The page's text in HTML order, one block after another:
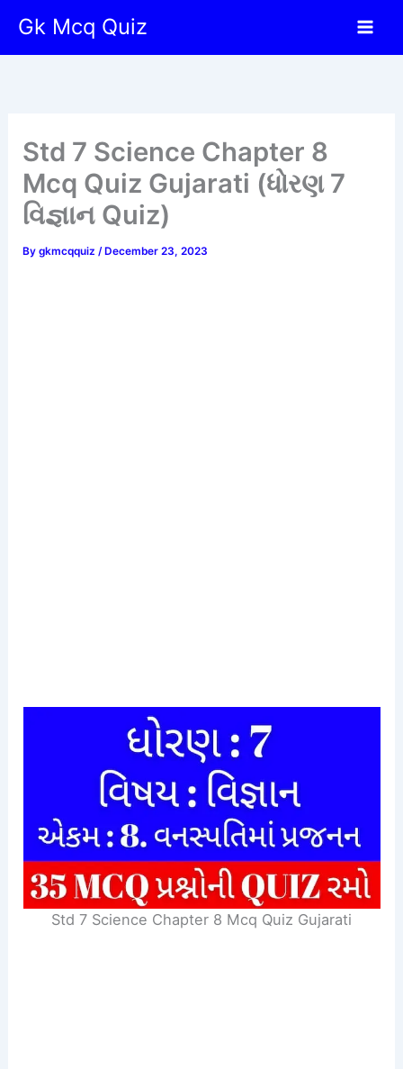
content
Gk Mcq Quiz
Std 7 Science Chapter 8
Mcq Quiz Gujarati (ધોરણ 7
વિજ્ઞાન Quiz)
Bygkmcqquiz/ December 23, 2023
Std 7 Science Chapter 8 Mcq Quiz Gujarati